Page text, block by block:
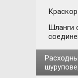
Шланги